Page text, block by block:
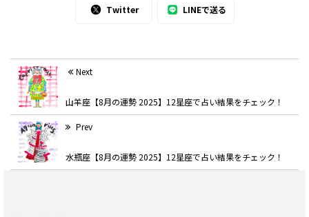
Twitter LINEで送る
Next
山羊座【8月の運勢 2025】12星座で占い結果をチェック！
Prev
水瓶座【8月の運勢 2025】12星座で占い結果をチェック！